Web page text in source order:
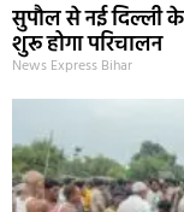
सुपौल से नई दिल्ली
शुरू होगा परिचालन
News Express Bihar